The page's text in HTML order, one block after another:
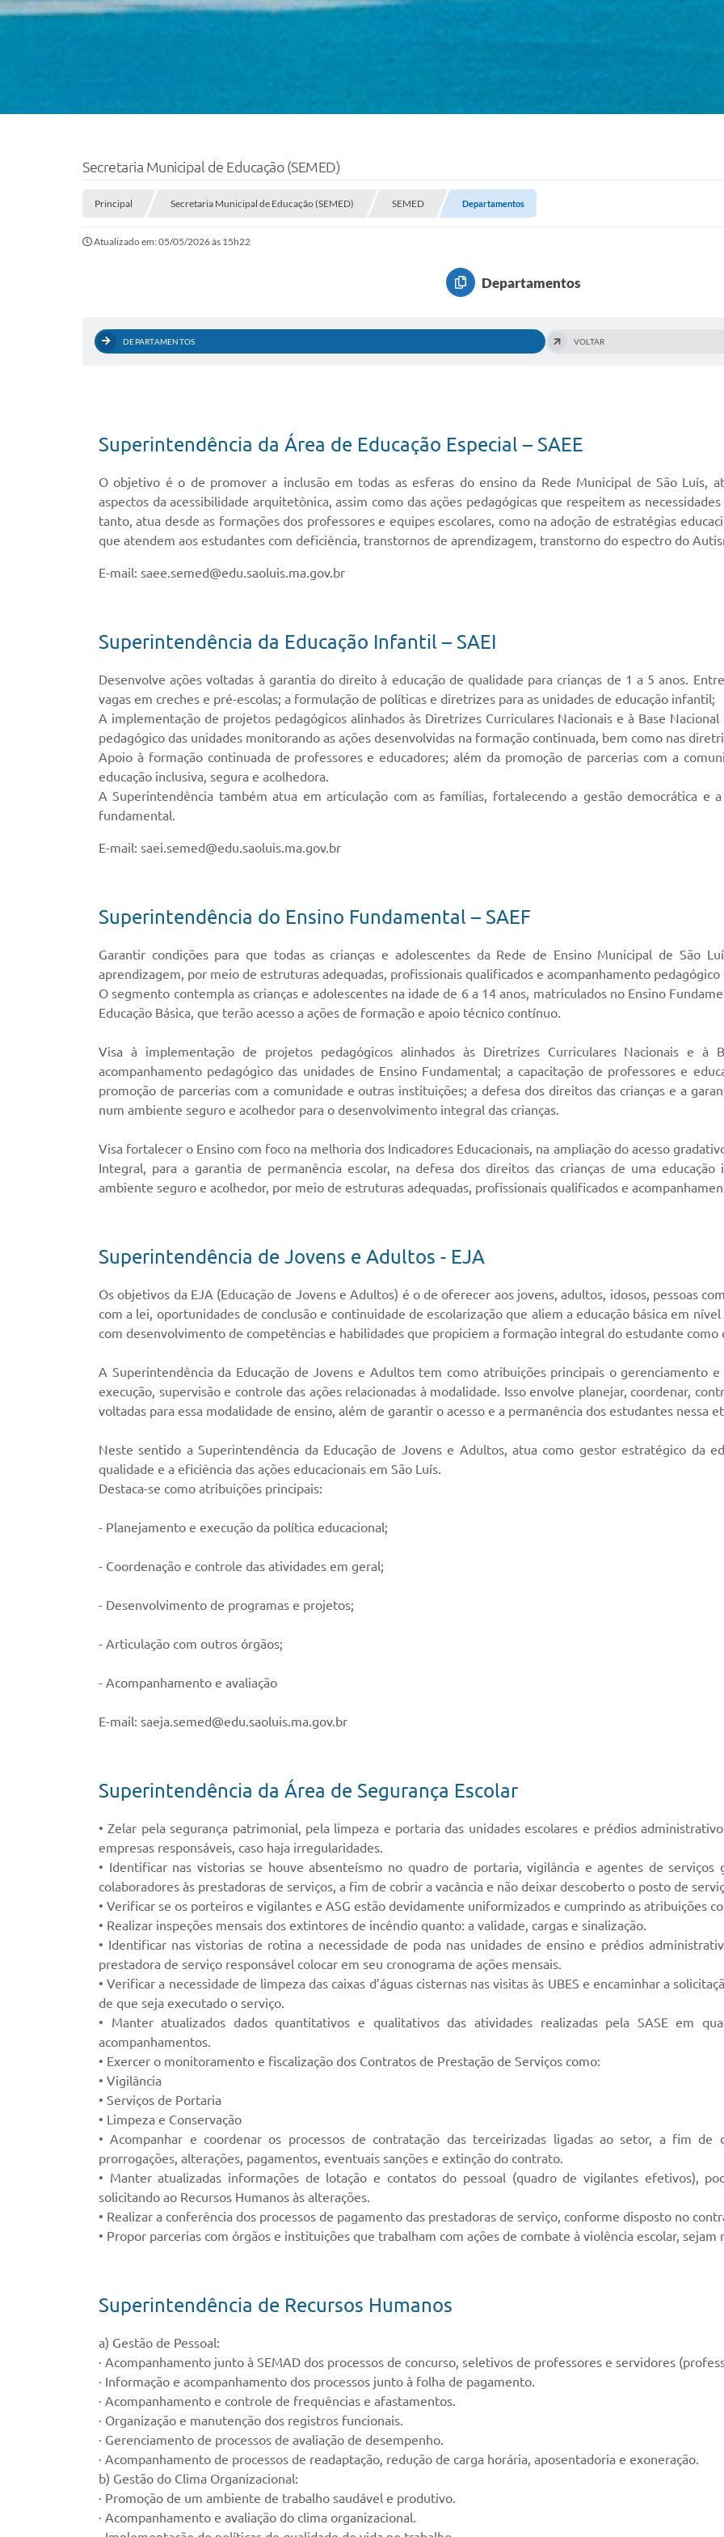
Secretaria Municipal de Educação (SEMED)
Principal Secretaria Municipal de Educação (SEMED) SEMED Departamentos
Atualizado em: 05/05/2026 às 15h22
Departamentos
DEPARTAMENTOS VOLTAR
Superintendência da Área de Educação Especial – SAEE
O objetivo é o de promover a inclusão em todas as esferas do ensino da Rede Municipal de São Luís,
aspectos da acessibilidade arquitetônica, assim como das ações pedagógicas que respeitem as
tanto, atua desde as formações dos professores e equipes escolares, como na adoção de estratégias
que atendem aos estudantes com deficiência, transtornos de aprendizagem, transtorno do espectro do
E-mail: saee.semed@edu.saoluis.ma.gov.br
Superintendência da Educação Infantil – SAEI
Desenvolve ações voltadas à garantia do direito à educação de qualidade para crianças de 1 a 5 anos.
vagas em creches e pré-escolas; a formulação de políticas e diretrizes para as unidades de educação infantil;
A implementação de projetos pedagógicos alinhados às Diretrizes Curriculares Nacionais e à Base
pedagógico das unidades monitorando as ações desenvolvidas na formação continuada, bem como nas
Apoio à formação continuada de professores e educadores; além da promoção de parcerias com a
educação inclusiva, segura e acolhedora.
A Superintendência também atua em articulação com as famílias, fortalecendo a gestão democrática e
fundamental.
E-mail: saei.semed@edu.saoluis.ma.gov.br
Superintendência do Ensino Fundamental – SAEF
Garantir condições para que todas as crianças e adolescentes da Rede de Ensino Municipal de São
aprendizagem, por meio de estruturas adequadas, profissionais qualificados e acompanhamento pedagógico
O segmento contempla as crianças e adolescentes na idade de 6 a 14 anos, matriculados no Ensino
Educação Básica, que terão acesso a ações de formação e apoio técnico contínuo.
Visa à implementação de projetos pedagógicos alinhados às Diretrizes Curriculares Nacionais e à
acompanhamento pedagógico das unidades de Ensino Fundamental; a capacitação de professores e
promoção de parcerias com a comunidade e outras instituições; a defesa dos direitos das crianças e a
num ambiente seguro e acolhedor para o desenvolvimento integral das crianças.
Visa fortalecer o Ensino com foco na melhoria dos Indicadores Educacionais, na ampliação do acesso
Integral, para a garantia de permanência escolar, na defesa dos direitos das crianças de uma
ambiente seguro e acolhedor, por meio de estruturas adequadas, profissionais qualificados e
Superintendência de Jovens e Adultos - EJA
Os objetivos da EJA (Educação de Jovens e Adultos) é o de oferecer aos jovens, adultos, idosos, pessoas
com a lei, oportunidades de conclusão e continuidade de escolarização que aliem a educação básica em
com desenvolvimento de competências e habilidades que propiciem a formação integral do estudante como
A Superintendência da Educação de Jovens e Adultos tem como atribuições principais o gerenciamento
execução, supervisão e controle das ações relacionadas à modalidade. Isso envolve planejar, coordenar,
voltadas para essa modalidade de ensino, além de garantir o acesso e a permanência dos estudantes nessa
Neste sentido a Superintendência da Educação de Jovens e Adultos, atua como gestor estratégico da
qualidade e a eficiência das ações educacionais em São Luís.
Destaca-se como atribuições principais:
- Planejamento e execução da política educacional;
- Coordenação e controle das atividades em geral;
- Desenvolvimento de programas e projetos;
- Articulação com outros órgãos;
- Acompanhamento e avaliação
E-mail: saeja.semed@edu.saoluis.ma.gov.br
Superintendência da Área de Segurança Escolar
• Zelar pela segurança patrimonial, pela limpeza e portaria das unidades escolares e prédios
empresas responsáveis, caso haja irregularidades.
• Identificar nas vistorias se houve absenteísmo no quadro de portaria, vigilância e agentes de
colaboradores às prestadoras de serviços, a fim de cobrir a vacância e não deixar descoberto o posto de
• Verificar se os porteiros e vigilantes e ASG estão devidamente uniformizados e cumprindo as atribuições
• Realizar inspeções mensais dos extintores de incêndio quanto: a validade, cargas e sinalização.
• Identificar nas vistorias de rotina a necessidade de poda nas unidades de ensino e prédios
prestadora de serviço responsável colocar em seu cronograma de ações mensais.
• Verificar a necessidade de limpeza das caixas d’águas cisternas nas visitas às UBES e encaminhar a
de que seja executado o serviço.
• Manter atualizados dados quantitativos e qualitativos das atividades realizadas pela SASE em
acompanhamentos.
• Exercer o monitoramento e fiscalização dos Contratos de Prestação de Serviços como:
• Vigilância
• Serviços de Portaria
• Limpeza e Conservação
• Acompanhar e coordenar os processos de contratação das terceirizadas ligadas ao setor, a fim de
prorrogações, alterações, pagamentos, eventuais sanções e extinção do contrato.
• Manter atualizadas informações de lotação e contatos do pessoal (quadro de vigilantes efetivos),
solicitando ao Recursos Humanos às alterações.
• Realizar a conferência dos processos de pagamento das prestadoras de serviço, conforme disposto no
• Propor parcerias com órgãos e instituições que trabalham com ações de combate à violência escolar, sejam
Superintendência de Recursos Humanos
a) Gestão de Pessoal:
· Acompanhamento junto à SEMAD dos processos de concurso, seletivos de professores e servidores
· Informação e acompanhamento dos processos junto à folha de pagamento.
· Acompanhamento e controle de frequências e afastamentos.
· Organização e manutenção dos registros funcionais.
· Gerenciamento de processos de avaliação de desempenho.
· Acompanhamento de processos de readaptação, redução de carga horária, aposentadoria e exoneração.
b) Gestão do Clima Organizacional:
· Promoção de um ambiente de trabalho saudável e produtivo.
· Acompanhamento e avaliação do clima organizacional.